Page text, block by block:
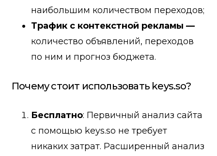
наибольшим количеством переходов;
Трафик с контекстной рекламы —
количество объявлений, переходов
по ним и прогноз бюджета.
Почему стоит использовать keys.so?
Бесплатно: Первичный анализ сайта
с помощью keys.so не требует
никаких затрат. Расширенный анализ